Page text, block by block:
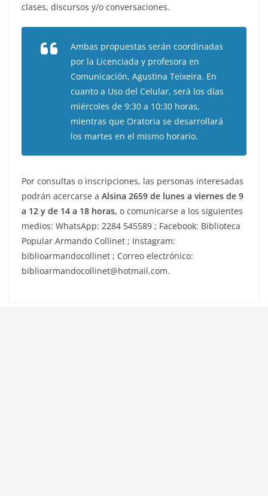
clases, discursos y/o conversaciones.
Ambas propuestas serán coordinadas
por la Licenciada y profesora en
Comunicación, Agustina Teixeira. En
cuanto a Uso del Celular, será los días
miércoles de 9:30 a 10:30 horas,
mientras que Oratoria se desarrollará
los martes en el mismo horario.
Por consultas o inscripciones, las personas interesadas
podrán acercarse a Alsina 2659 de lunes a viernes de 9
a 12 y de 14 a 18 horas, o comunicarse a los siguientes
medios: WhatsApp: 2284 545589 ; Facebook: Biblioteca
Popular Armando Collinet ; Instagram:
biblioarmandocollinet ; Correo electrónico:
biblioarmandocollinet@hotmail.com.